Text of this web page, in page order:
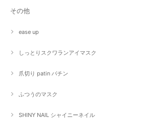
その他
ease up
しっとりスクワランアイマスク
爪切り patin パチン
ふつうのマスク
SHINY NAIL シャイニーネイル